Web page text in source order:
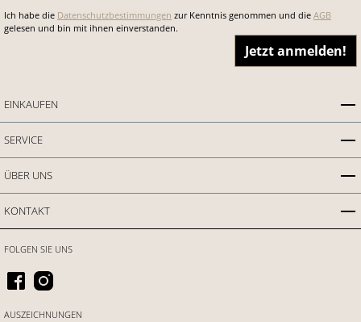
Ich habe die Datenschutzbestimmungen zur Kenntnis genommen und die AGB
gelesen und bin mit ihnen einverstanden.
Jetzt anmelden!
EINKAUFEN
SERVICE
ÜBER UNS
KONTAKT
FOLGEN SIE UNS
AUSZEICHNUNGEN